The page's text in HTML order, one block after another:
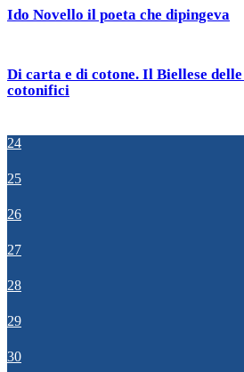
Ido Novello il poeta che dipingeva
Di carta e di cotone. Il Biellese
cotonifici
24
25
26
27
28
29
30